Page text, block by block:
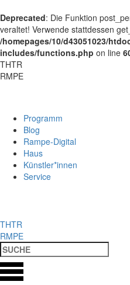
Deprecated: Die Funktion
veraltet! Verwende stattdessen
/homepages/10/d43051023/
includes/functions.php on line
THTR
RMPE
Programm
Blog
Rampe-Digital
Haus
Künstler*innen
Service
THTR
RMPE